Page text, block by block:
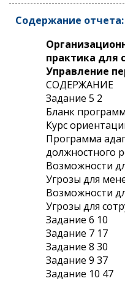
Содержание отчета:
практика для
Управление
СОДЕРЖАНИЕ
Задание 5 2
Бланк
Курс
Программа
должностного
Возможности
Угрозы для
Возможности
Угрозы для
Задание 6 10
Задание 7 17
Задание 8 30
Задание 9 37
Задание 10 47